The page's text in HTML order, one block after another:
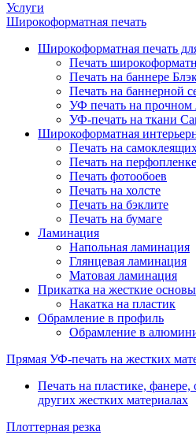
Услуги
Широкоформатная печать
Широкоформатная печать
Печать
Печать на баннере
Печать на баннерной
УФ печать на прочном
УФ-печать на ткани
Широкоформатная
Печать на
Печать на перфопленке
Печать фотообоев
Печать на холсте
Печать на бэклите
Печать на бумаге
Ламинация
Напольная ламинация
Глянцевая ламинация
Матовая ламинация
Прикатка на жесткие основы
Накатка на пластик
Обрамление в профиль
Обрамление в
Прямая УФ-печать на жестких
Печать на пластике, фанере,
других жестких материалах
Плоттерная резка